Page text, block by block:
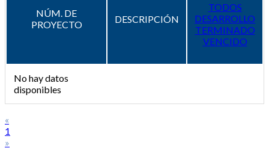
NÚM. DE
PROYECTO
DESCRIPCIÓN
TODOS
DESARROLLO
TERMINADO
VENCIDO
No hay datos
disponibles
«
1
»